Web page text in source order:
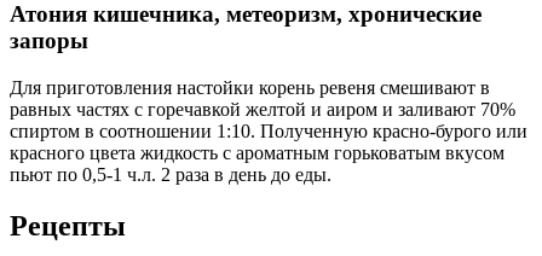
Атония кишечника, метеоризм, хронические
запоры
Для приготовления настойки корень ревеня смешивают в
равных частях с горечавкой желтой и аиром и заливают 70%
спиртом в соотношении 1:10. Полученную красно-бурого или
красного цвета жидкость с ароматным горьковатым вкусом
пьют по 0,5-1 ч.л. 2 раза в день до еды.
Рецепты